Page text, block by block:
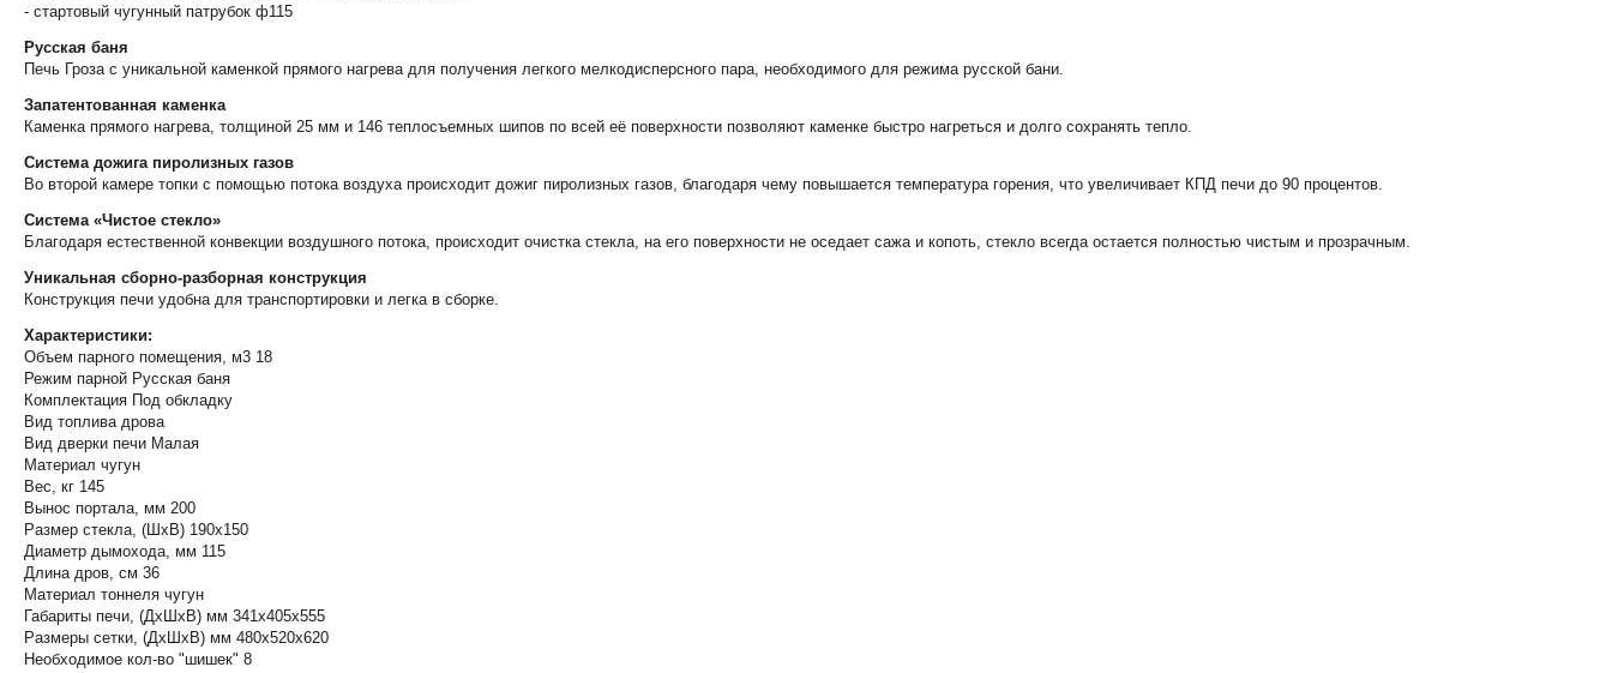
- стартовый чугунный патрубок ф115
Русская баня
Печь Гроза с уникальной каменкой прямого нагрева для получения легкого мелкодисперсного пара, необходимого для режима русской бани.
Запатентованная каменка
Каменка прямого нагрева, толщиной 25 мм и 146 теплосъемных шипов по всей её поверхности позволяют каменке быстро нагреться и долго сохранять тепло.
Система дожига пиролизных газов
Во второй камере топки с помощью потока воздуха происходит дожиг пиролизных газов, благодаря чему повышается температура горения, что увеличивает КПД печи до 90 процентов.
Система «Чистое стекло»
Благодаря естественной конвекции воздушного потока, происходит очистка стекла, на его поверхности не оседает сажа и копоть, стекло всегда остается полностью чистым и прозрачным.
Уникальная сборно-разборная конструкция
Конструкция печи удобна для транспортировки и легка в сборке.
Характеристики:
Объем парного помещения, м3 18
Режим парной Русская баня
Комплектация Под обкладку
Вид топлива дрова
Вид дверки печи Малая
Материал чугун
Вес, кг 145
Вынос портала, мм 200
Размер стекла, (ШхВ) 190х150
Диаметр дымохода, мм 115
Длина дров, см 36
Материал тоннеля чугун
Габариты печи, (ДхШхВ) мм 341х405х555
Размеры сетки, (ДхШхВ) мм 480x520x620
Необходимое кол-во "шишек" 8